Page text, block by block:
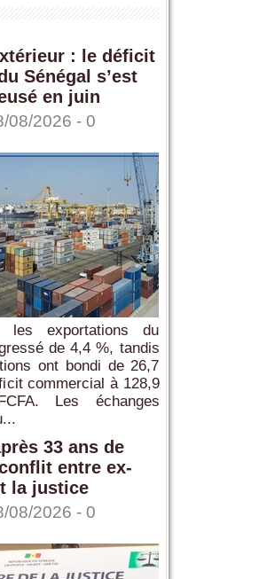
: le déficit
Sénégal s’est
en juin
08/2026 - 0
les exportations du
de 4,4 %, tandis
ont bondi de 26,7
commercial à 128,9
Les échanges
33 ans de
entre ex-
la justice
08/2026 - 0